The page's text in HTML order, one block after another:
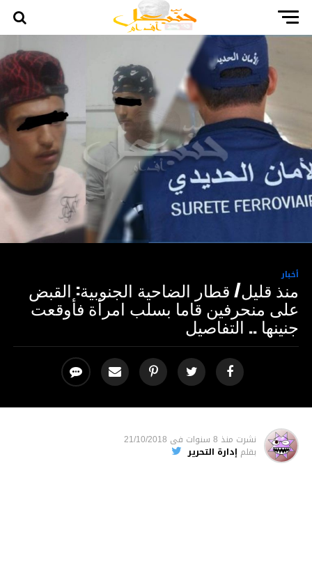
أخبار
منذ قليل/ قطار الضاحية الجنوبية: القبض
على منحرفين قاما بسلب امرأة فأوقعت
جنينها .. التفاصيل
نشرت منذ 8 سنوات فى 21/10/2018
بقلم إدارة التحرير